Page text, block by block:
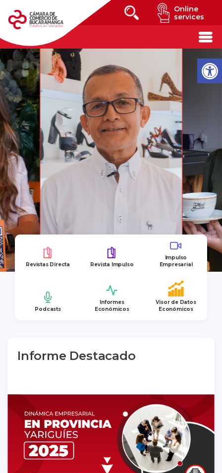
Online
services
Revistas Directa Revista Impulso
Impulso
Empresarial
Podcasts
Informes
Económicos
Visor de Datos
Económicos
Informe Destacado